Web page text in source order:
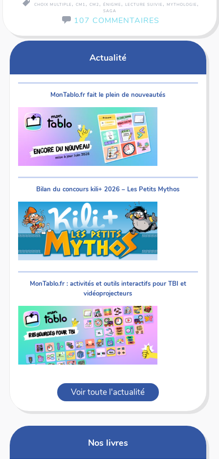
CHOIX MULTIPLE , CM1 , CM2 , ÉNIGME , LECTURE SUIVIE , MYTHOLOGIE ,
SAGA
107 COMMENTAIRES
Actualité
MonTablo.fr fait le plein de nouveautés
Bilan du concours kili+ 2026 – Les Petits Mythos
MonTablo.fr : activités et outils interactifs pour TBI et
vidéoprojecteurs
Voir toute l'actualité
Nos livres